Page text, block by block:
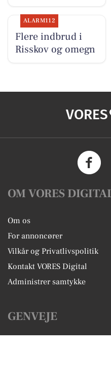
ALARM112
Flere indbrud i
Risskov og omegn
VORES
OM VORES
Om os
For annoncører
Vilkår og Privatlivspolitik
Kontakt VORES Digital
Administrer samtykke
GENVEJE